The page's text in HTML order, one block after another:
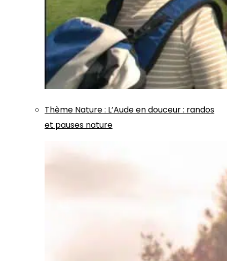
Thème Nature: L’Aude en douceur : randos
et pauses nature